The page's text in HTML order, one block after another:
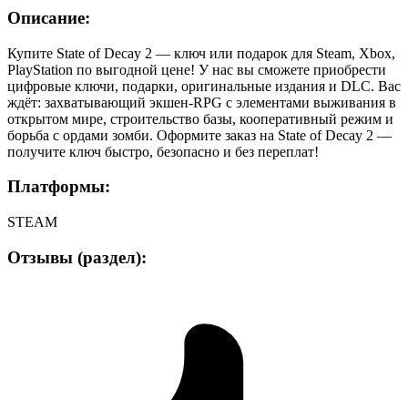
Описание:
Купите State of Decay 2 — ключ или подарок для Steam, Xbox,
PlayStation по выгодной цене! У нас вы сможете приобрести
цифровые ключи, подарки, оригинальные издания и DLC. Вас
ждёт: захватывающий экшен-RPG с элементами выживания в
открытом мире, строительство базы, кооперативный режим и
борьба с ордами зомби. Оформите заказ на State of Decay 2 —
получите ключ быстро, безопасно и без переплат!
Платформы:
STEAM
Отзывы (раздел):